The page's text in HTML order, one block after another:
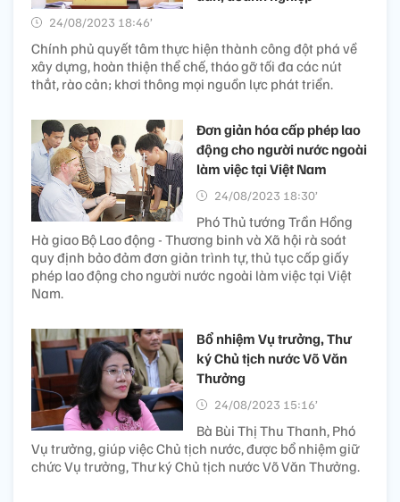
24/08/2023 18:46’
Chính phủ quyết tâm thực hiện thành công đột phá về
xây dựng, hoàn thiện thể chế, tháo gỡ tối đa các nút
thắt, rào cản; khơi thông mọi nguồn lực phát triển.
Đơn giản hóa cấp phép lao
động cho người nước ngoài
làm việc tại Việt Nam
24/08/2023 18:30’
Phó Thủ tướng Trần Hồng
Hà giao Bộ Lao động - Thương binh và Xã hội rà soát
quy định bảo đảm đơn giản trình tự, thủ tục cấp giấy
phép lao động cho người nước ngoài làm việc tại Việt
Nam.
Bổ nhiệm Vụ trưởng, Thư
ký Chủ tịch nước Võ Văn
Thưởng
24/08/2023 15:16’
Bà Bùi Thị Thu Thanh, Phó
Vụ trưởng, giúp việc Chủ tịch nước, được bổ nhiệm giữ
chức Vụ trưởng, Thư ký Chủ tịch nước Võ Văn Thưởng.